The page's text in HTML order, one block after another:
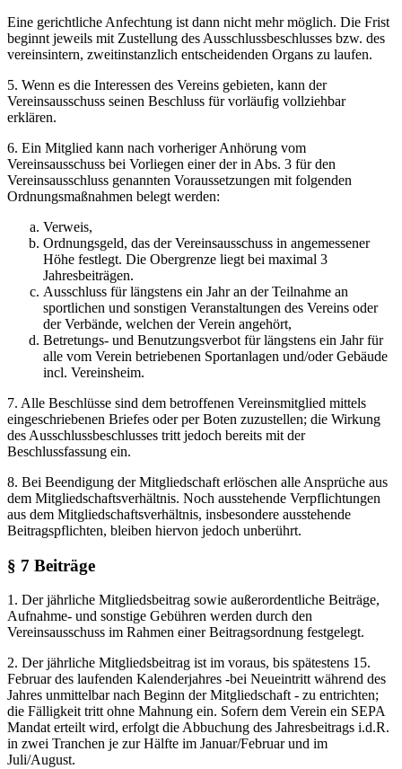
Eine gerichtliche Anfechtung ist dann nicht mehr möglich. Die Frist
beginnt jeweils mit Zustellung des Ausschlussbeschlusses bzw. des
vereinsintern, zweitinstanzlich entscheidenden Organs zu laufen.
5. Wenn es die Interessen des Vereins gebieten, kann der
Vereinsausschuss seinen Beschluss für vorläufig vollziehbar
erklären.
6. Ein Mitglied kann nach vorheriger Anhörung vom
Vereinsausschuss bei Vorliegen einer der in Abs. 3 für den
Vereinsausschluss genannten Voraussetzungen mit folgenden
Ordnungsmaßnahmen belegt werden:
Verweis,
Ordnungsgeld, das der Vereinsausschuss in angemessener
Höhe festlegt. Die Obergrenze liegt bei maximal 3
Jahresbeiträgen.
Ausschluss für längstens ein Jahr an der Teilnahme an
sportlichen und sonstigen Veranstaltungen des Vereins oder
der Verbände, welchen der Verein angehört,
Betretungs- und Benutzungsverbot für längstens ein Jahr für
alle vom Verein betriebenen Sportanlagen und/oder Gebäude
incl. Vereinsheim.
7. Alle Beschlüsse sind dem betroffenen Vereinsmitglied mittels
eingeschriebenen Briefes oder per Boten zuzustellen; die Wirkung
des Ausschlussbeschlusses tritt jedoch bereits mit der
Beschlussfassung ein.
8. Bei Beendigung der Mitgliedschaft erlöschen alle Ansprüche aus
dem Mitgliedschaftsverhältnis. Noch ausstehende Verpflichtungen
aus dem Mitgliedschaftsverhältnis, insbesondere ausstehende
Beitragspflichten, bleiben hiervon jedoch unberührt.
§ 7 Beiträge
1. Der jährliche Mitgliedsbeitrag sowie außerordentliche Beiträge,
Aufnahme- und sonstige Gebühren werden durch den
Vereinsausschuss im Rahmen einer Beitragsordnung festgelegt.
2. Der jährliche Mitgliedsbeitrag ist im voraus, bis spätestens 15.
Februar des laufenden Kalenderjahres -bei Neueintritt während des
Jahres unmittelbar nach Beginn der Mitgliedschaft - zu entrichten;
die Fälligkeit tritt ohne Mahnung ein. Sofern dem Verein ein SEPA
Mandat erteilt wird, erfolgt die Abbuchung des Jahresbeitrags i.d.R.
in zwei Tranchen je zur Hälfte im Januar/Februar und im
Juli/August.